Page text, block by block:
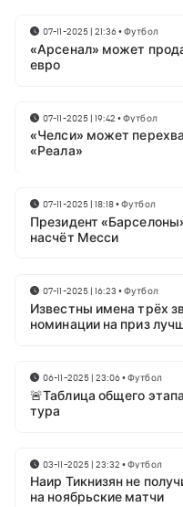
07-11-2025 | 21:36•Футбол
«Арсенал» может
евро
07-11-2025 | 19:42 •Футбол
«Челси» может
«Реала»
07-11-2025 | 18:18•Футбол
Президент
насчёт Месси
07-11-2025 | 16:23 •Футбол
Известны имена трёх
номинации на приз
06-11-2025 | 23:06•Футбол
🚨Таблица общего
тура
03-11-2025 | 23:32 •Футбол
Наир Тикнизян не
на ноябрьские матчи